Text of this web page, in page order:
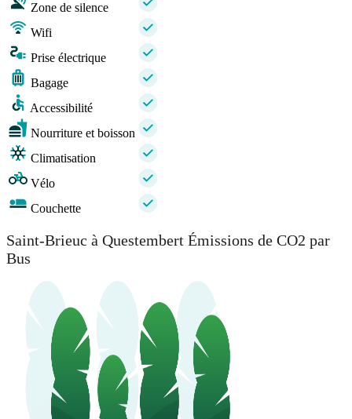
Zone de silence
Wifi
Prise électrique
Bagage
Accessibilité
Nourriture et boisson
Climatisation
Vélo
Couchette
Saint-Brieuc à Questembert Émissions de CO2 par
Bus